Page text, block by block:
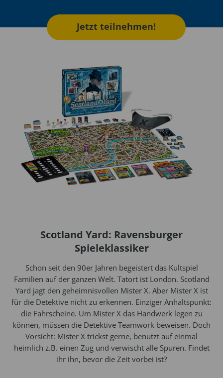
Jetzt teilnehmen!
Scotland Yard: Ravensburger
Spieleklassiker
Schon seit den 90er Jahren begeistert das Kultspiel
Familien auf der ganzen Welt. Tatort ist London. Scotland
Yard jagt den geheimnisvollen Mister X. Aber Mister X ist
für die Detektive nicht zu erkennen. Einziger Anhaltspunkt:
die Fahrscheine. Um Mister X das Handwerk legen zu
können, müssen die Detektive Teamwork beweisen. Doch
Vorsicht: Mister X trickst gerne, benutzt auf einmal
heimlich z.B. einen Zug und verwischt alle Spuren. Findet
ihr ihn, bevor die Zeit vorbei ist?